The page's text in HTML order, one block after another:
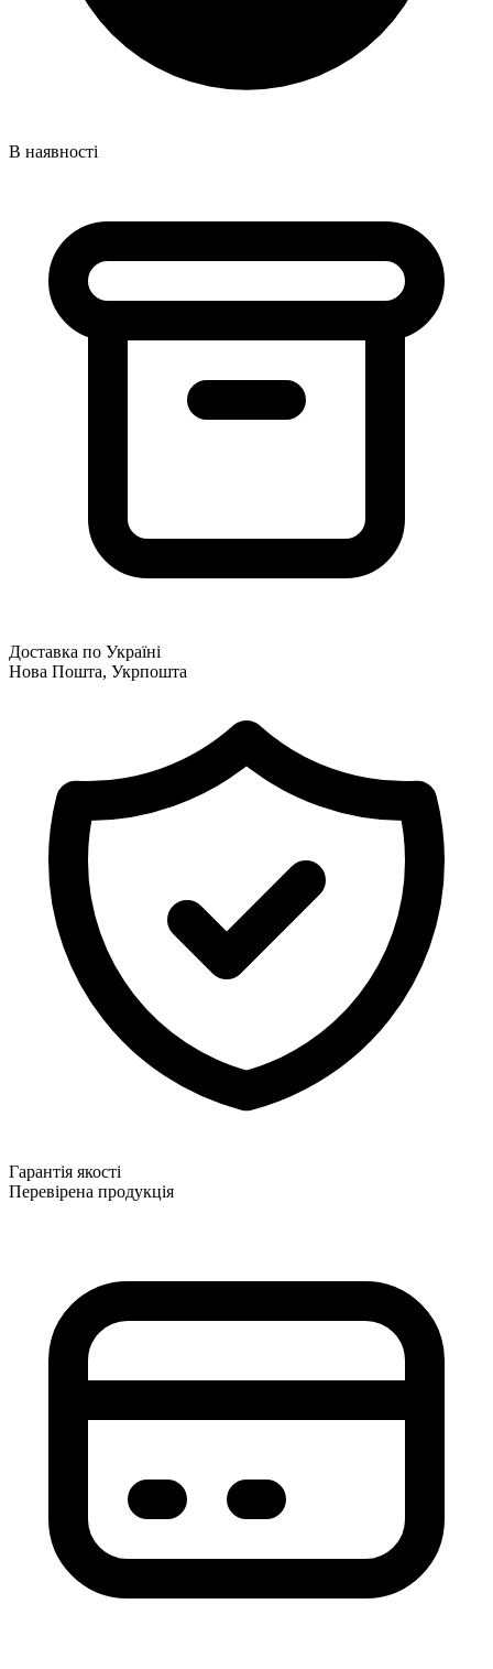
В наявності
Доставка по Україні
Нова Пошта, Укрпошта
Гарантія якості
Перевірена продукція